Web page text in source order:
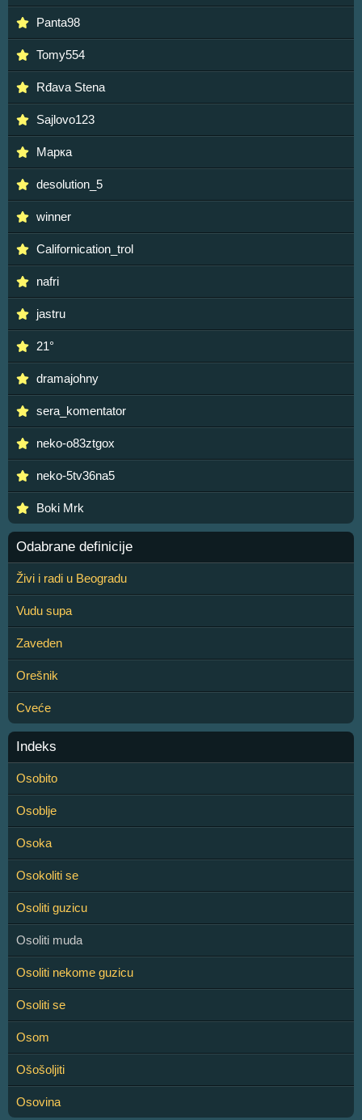
Panta98
Tomy554
Rđava Stena
Sajlovo123
Марка
desolution_5
winner
Californication_trol
nafri
jastru
21°
dramajohny
sera_komentator
neko-o83ztgox
neko-5tv36na5
Boki Mrk
Odabrane definicije
Živi i radi u Beogradu
Vudu supa
Zaveden
Orešnik
Cveće
Indeks
Osobito
Osoblje
Osoka
Osokoliti se
Osoliti guzicu
Osoliti muda
Osoliti nekome guzicu
Osoliti se
Osom
Ošošoljiti
Osovina